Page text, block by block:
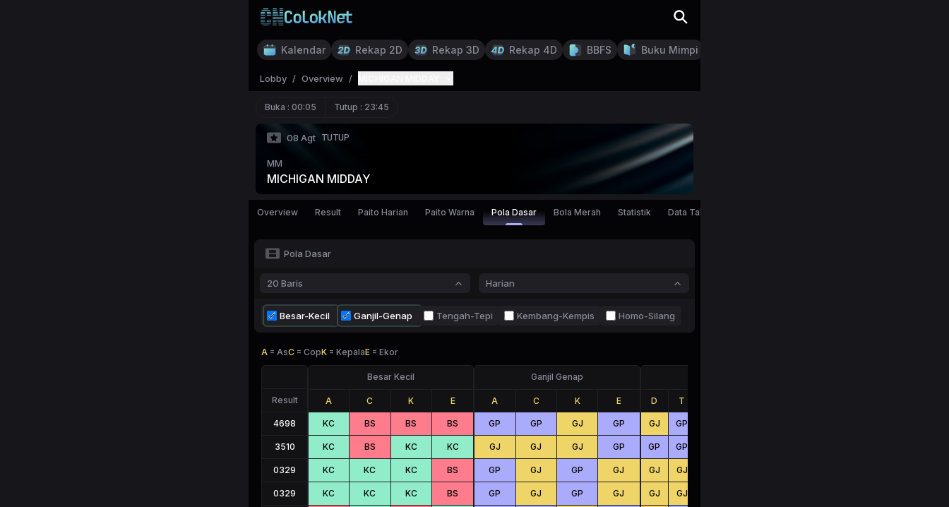
Kalendar Rekap 2D Rekap 3D Rekap 4D BBFS Buku Mimpi
Lobby / Overview /
Buka : 00:05 Tutup : 23:45
08 Agt TUTUP
MM
MICHIGAN MIDDAY
Overview Result Paito Harian Paito Warna Pola Dasar Bola Merah Statistik Data Tahunan
Pola Dasar
20 Baris Harian
Besar-Kecil Ganjil-Genap Tengah-Tepi Kembang-Kempis Homo-Silang
A = AsC = CopK = KepalaE = Ekor
Result
4698
3510
0329
0329
Besar Kecil
A C K E
KC BS BS BS
KC BS KC KC
KC KC KC BS
KC KC KC BS
Ganjil Genap
A C K E
GP GP GJ GP
GJ GJ GJ GP
GP GJ GP GJ
GP GJ GP GJ
D T
GJ GP
GP GP
GJ GJ
GJ GJ